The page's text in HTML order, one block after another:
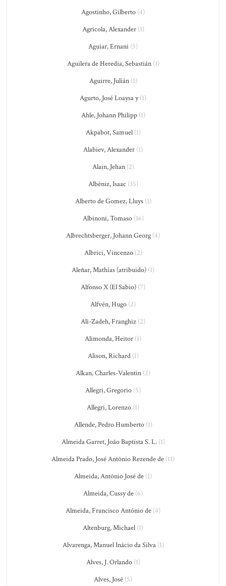
Agostinho, Gilberto (4)
Agricola, Alexander(1)
Aguiar, Ernani (5)
Aguilera de Heredia, Sebastián(1)
Aguirre, Julián(1)
Agurto, José Loaysa y(1)
Ahle, Johann Philipp(1)
Akpabot, Samuel(1)
Alabiev, Alexander (1)
Alain, Jehan(2)
Albéniz, Isaac (35)
Alberto de Gomez, Lluys(1)
Albinoni, Tomaso(16)
Albrechtsberger, Johann Georg (4)
Albrici, Vincenzo(2)
Aleñar, Mathías (atribuido) (1)
Alfonso X (El Sabio) (7)
Alfvén, Hugo (2)
Ali-Zadeh, Franghiz (2)
Alimonda, Heitor (1)
Alison, Richard(1)
Alkan, Charles-Valentin (2)
Allegri, Gregorio (5)
Allegri, Lorenzo (1)
Allende, Pedro Humberto(1)
Almeida Garret, João Baptista S. L.(1)
Almeida Prado, José Antônio Rezende de (11)
Almeida, Antônio José de (1)
Almeida, Cussy de (6)
Almeida, Francisco António de (4)
Altenburg, Michael (1)
Alvarenga, Manuel Inácio da Silva(1)
Alves, J. Orlando(1)
Alves, José (5)